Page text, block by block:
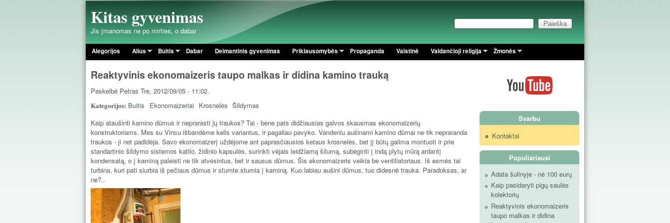
Pereiti į pagrindinį turinį
Kitas gyvenimas
Jis įmanomas ne po mirties, o dabar Paieškos forma
Paieška
Pagrindinis meniu
Alegorijos Alius Buitis Dabar Deimantinis gyvenimas Priklausomybės Propaganda Vaistinė Valdančioji religija Žmonės
Reaktyvinis ekonomaizeris taupo malkas ir didina kamino trauką
Paskelbė Petras Tre, 2012/09/05 - 11:02.
Kategorijos: Buitis Ekonomaizeriai Krosnelės Šildymas
Kaip ataušinti kamino dūmus ir neprarasti jų traukos? Tai - bene pats didžiausias galvos skausmas ekonomaizerių
konstruktoriams. Mes su Vincu išbandėme kelis variantus, ir pagaliau pavyko. Vandeniu aušinami kamino dūmai ne tik nepraranda
traukos - ji net padidėja. Savo ekonomaizerį uždėjome ant paprasčiausios ketaus krosnelės, bet jį būtų galima montuoti ir prie
standartinio šildymo sistemos katilo, židinio kapsulės, surinkti vėjais leidžiamą šilumą, subėginti į indą plytų mūrą ardantį
kondensatą, o į kaminą paleisti ne tik atvėsintus, bet ir sausus dūmus. Šis ekonomaizeris veikia be ventiliatoriaus. Iš esmės tai
turbina, kuri pati siurbia iš pečiaus dūmus ir stumte stumia į kaminą. Kuo labiau aušini dūmus, tuo didesnė trauka. Paradoksas, ar
ne?..
Svarbu
Kontaktai
Populiariausi
Adata šulinyje - nė 100 eurų
Kaip pasidaryti pigų saulės
kolektorių
Reaktyvinis ekonomaizeris
taupo malkas ir didina